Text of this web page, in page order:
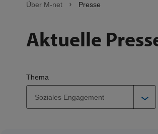
Über M-net Presse
Aktuelle
Thema
Soziales Engagement